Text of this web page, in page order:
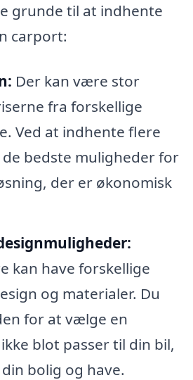
grunde til at indhente
carport:
Der kan være stor
fra forskellige
Ved at indhente flere
bedste muligheder for
der er økonomisk
kan have forskellige
og materialer. Du
for at vælge en
blot passer til din bil,
bolig og have.